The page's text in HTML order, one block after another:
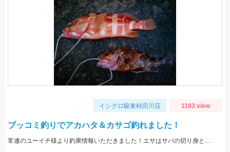
イシグロ駿東柿田川店 1103 view
ブッコミ釣りでアカハタ＆カサゴ釣れました！
常連のユーイチ様より釣果情報いただきました！エサはサバの切り身とイカタンを使用。